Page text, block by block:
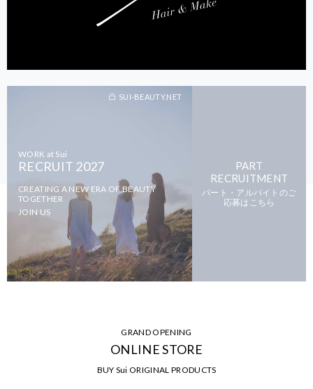
WORK at Sui
RECRUIT 2027
CREATING A NEW ERA OF BEAUTY
TOGETHER
JOIN US
SUI-BEAUTY.NET
PART
RECRUITMENT
パート・アルバイトのご
応募はこちら
GRAND OPENING
ONLINE STORE
BUY Sui ORIGINAL PRODUCTS